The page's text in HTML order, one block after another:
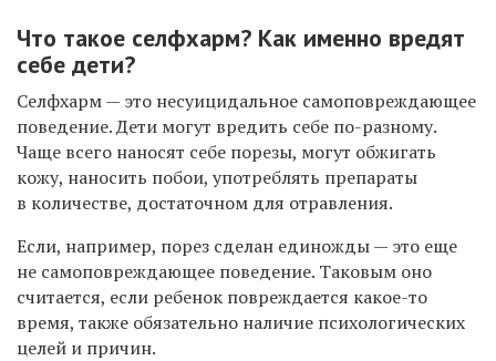
Что такое селфхарм? Как именно вредят
себе дети?
Селфхарм — это несуицидальное самоповреждающее
поведение. Дети могут вредить себе по-разному.
Чаще всего наносят себе порезы, могут обжигать
кожу, наносить побои, употреблять препараты
в количестве, достаточном для отравления.
Если, например, порез сделан единожды — это еще
не самоповреждающее поведение. Таковым оно
считается, если ребенок повреждается какое-то
время, также обязательно наличие психологических
целей и причин.